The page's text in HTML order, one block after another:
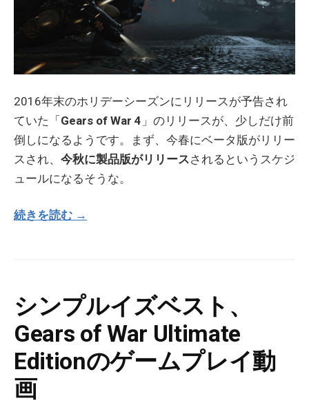
2016年末のホリデーシーズンにリリースが予告され
ていた「Gears of War 4 」のリリースが、少しだけ前
倒しになるようです。まず、今春にベータ版がリリー
スされ、 今秋に製品版がリリースされるというスケジ
ュールになるそうな。
続きを読む →
シンプルイズベスト、
Gears of War Ultimate
Editionのゲームプレイ動
画